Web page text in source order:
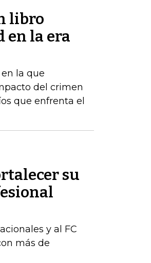
libro
en la era
la que
del crimen
que enfrenta el
su
y al FC
más de